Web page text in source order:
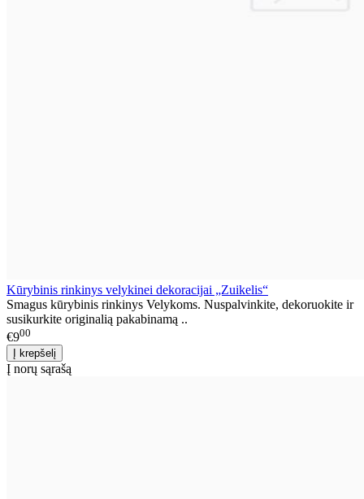
Kūrybinis rinkinys velykinei dekoracijai „Zuikelis“
Smagus kūrybinis rinkinys Velykoms. Nuspalvinkite, dekoruokite ir
susikurkite originalią pakabinamą ..
€900
Į norų sąrašą